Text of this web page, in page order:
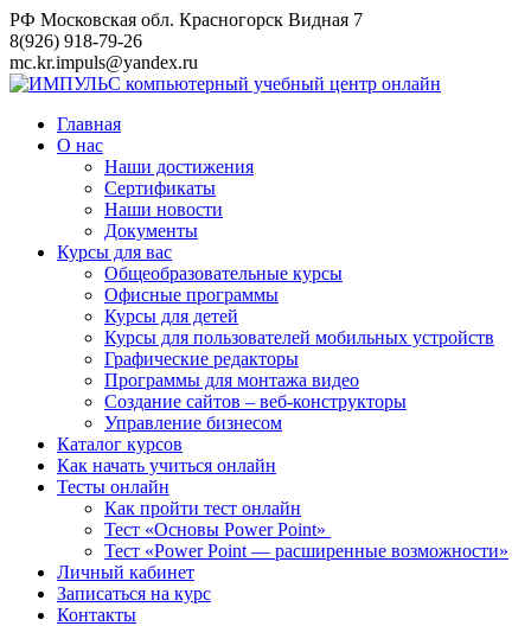
Перейти
к
контенту
РФ Московская обл. Красногорск Видная 7
8(926) 918-79-26
mc.kr.impuls@yandex.ru
Главная
О нас
Наши достижения
Сертификаты
Наши новости
Документы
Курсы для вас
Общеобразовательные курсы
Офисные программы
Курсы для детей
Курсы для пользователей мобильных устройств
Графические редакторы
Программы для монтажа видео
Создание сайтов – веб-конструкторы
Управление бизнесом
Каталог курсов
Как начать учиться онлайн
Тесты онлайн
Как пройти тест онлайн
Тест «Основы Power Point»
Тест «Power Point — расширенные возможности»
Личный кабинет
Записаться на курс
Контакты